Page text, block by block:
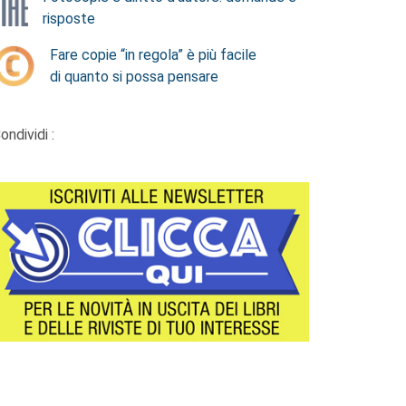
risposte
Fare copie “in regola” è più facile
di quanto si possa pensare
: